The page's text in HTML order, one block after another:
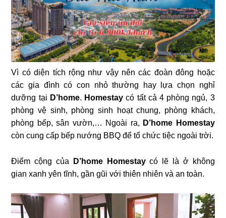
Vì có diện tích rộng như vậy nên các đoàn đông hoặc
các gia đình có con nhỏ thường hay lựa chọn nghỉ
dưỡng tại D’home. Homestay có tất cả 4 phòng ngủ, 3
phòng vệ sinh, phòng sinh hoạt chung, phòng khách,
phòng bếp, sân vườn,… Ngoài ra, D’home Homestay
còn cung cấp bếp nướng BBQ để tổ chức tiệc ngoài trời.
Điểm cộng của D’home Homestaycó lẽ là ở không
gian xanh yên tĩnh, gần gũi với thiên nhiên và an toàn.